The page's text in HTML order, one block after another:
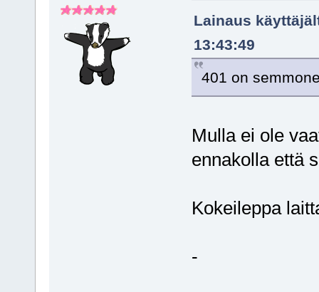
Lainaus
13:43:49
401 on
Mulla ei ole
ennakolla että
Kokeileppa
-